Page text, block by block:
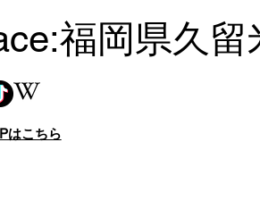
福岡県久留
はこちら